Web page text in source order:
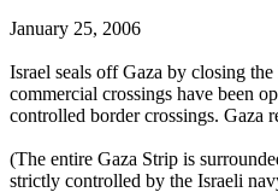
January 25, 2006
Israel seals off Gaza by closing
commercial crossings have been
controlled border crossings. Gaza
(The entire Gaza Strip is
strictly controlled by the Israeli